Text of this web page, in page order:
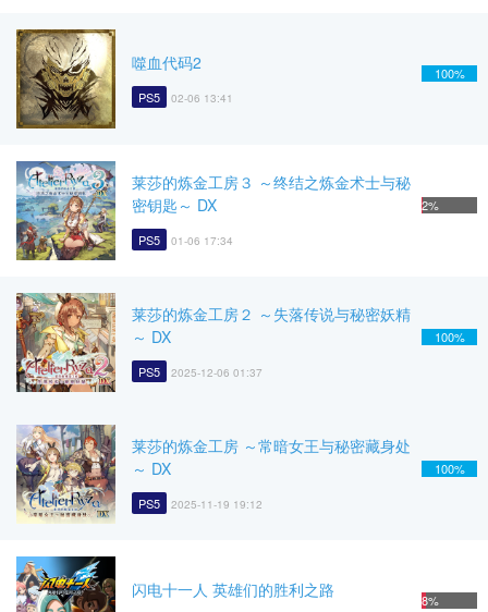
噬血代码2
PS5 02-06 13:41
100%
莱莎的炼金工房３ ～终结之炼金术士与秘
密钥匙～ DX
PS5 01-06 17:34
2%
莱莎的炼金工房２ ～失落传说与秘密妖精
～ DX
PS5 2025-12-06 01:37
100%
莱莎的炼金工房 ～常暗女王与秘密藏身处
～ DX
PS5 2025-11-19 19:12
100%
闪电十一人 英雄们的胜利之路 8%